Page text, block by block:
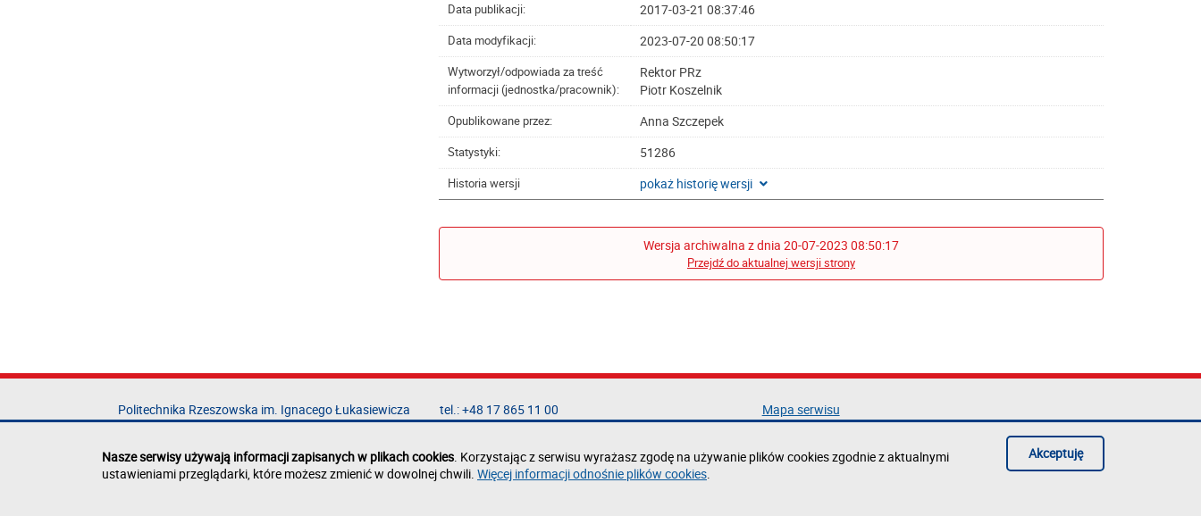
Data publikacji: 2017-03-21 08:37:46
Data modyfikacji: 2023-07-20 08:50:17
Wytworzył/odpowiada za treść
informacji (jednostka/pracownik):
Rektor PRz
Piotr Koszelnik
Opublikowane przez: Anna Szczepek
Statystyki: 51286
Historia wersji pokaż historię wersji
Wersja archiwalna z dnia 20-07-2023 08:50:17
Przejdź do aktualnej wersji strony
Politechnika Rzeszowska im. Ignacego Łukasiewicza
al. Powstańców Warszawy 12
tel.: +48 17 865 11 00
fax: +48 17 854 12 60
Mapa serwisu
Deklaracja dostępności
Zgłoś błąd na stronie
Nasze serwisy używają informacji zapisanych w plikach cookies. Korzystając z serwisu wyrażasz zgodę na używanie plików cookies zgodnie z aktualnymi
ustawieniami przeglądarki, które możesz zmienić w dowolnej chwili. Więcej informacji odnośnie plików cookies.
Akceptuję